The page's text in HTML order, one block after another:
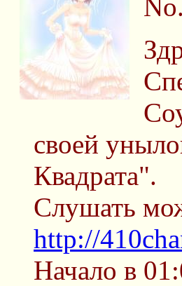
своей
Квадрата".
Слушать
http://
Начало в